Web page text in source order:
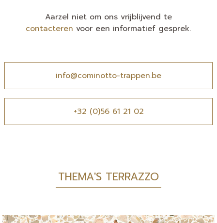
Aarzel niet om ons vrijblijvend te
contacteren voor een informatief gesprek.
info@cominotto-trappen.be
+32 (0)56 61 21 02
THEMA'S TERRAZZO